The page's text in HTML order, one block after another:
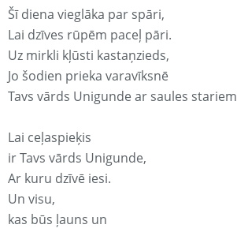
Šī diena vieglāka par spāri,
Lai dzīves rūpēm paceļ pāri.
Uz mirkli kļūsti kastaņzieds,
Jo šodien prieka varavīksnē
Tavs vārds Unigunde ar saules
Lai ceļaspieķis
ir Tavs vārds Unigunde,
Ar kuru dzīvē iesi.
Un visu,
kas būs ļauns un